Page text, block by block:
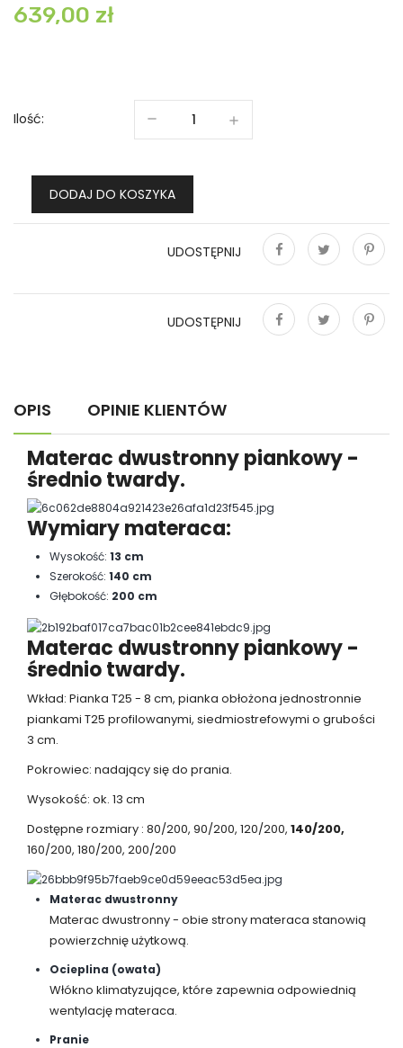
639,00 zł
Ilość:
DODAJ DO KOSZYKA
UDOSTĘPNIJ
UdostępnijTweetuj Pinterest
UDOSTĘPNIJ
UdostępnijTweetuj Pinterest
OPIS OPINIE KLIENTÓW
Materac dwustronny piankowy -
średnio twardy.
Wymiary materaca:
Wysokość: 13 cm
Szerokość: 140 cm
Głębokość: 200 cm
Materac dwustronny piankowy -
średnio twardy.
Wkład: Pianka T25 - 8 cm, pianka obłożona jednostronnie
piankami T25 profilowanymi, siedmiostrefowymi o grubości
3 cm.
Pokrowiec: nadający się do prania.
Wysokość: ok. 13 cm
Dostępne rozmiary : 80/200, 90/200, 120/200, 140/200,
160/200, 180/200, 200/200
Materac dwustronny
Materac dwustronny - obie strony materaca stanowią
powierzchnię użytkową.
Ocieplina (owata)
Włókno klimatyzujące, które zapewnia odpowiednią
wentylację materaca.
Pranie